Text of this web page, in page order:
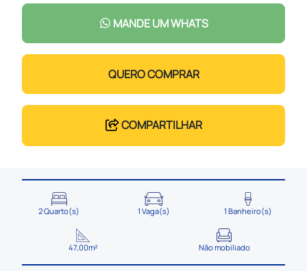
MANDE UM WHATS
QUERO COMPRAR
COMPARTILHAR
2 Quarto(s) 1 Vaga(s) 1 Banheiro(s)
47,00m² Não mobiliado